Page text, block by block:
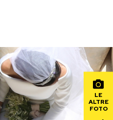
Altrecose
Mondiali calcio 2026
LE
ALTRE
FOTO